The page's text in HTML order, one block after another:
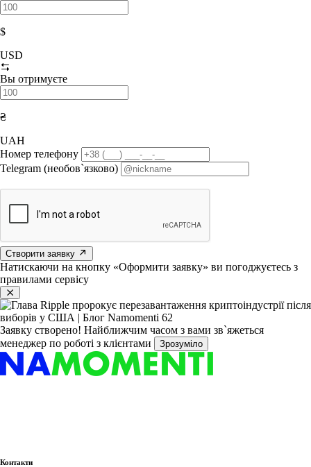
$
USD
Вы отримуєте
₴
UAH
Номер телефону
Telegram (необов`язково)
Створити заявку
Натискаючи на кнопку «Оформити заявку» ви погоджуєтесь з
правилами сервісу
Заявку створено! Найближчим часом з вами зв`яжеться
менеджер по роботі з клієнтами
Зрозуміло
Контакти